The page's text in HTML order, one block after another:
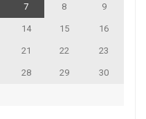
7 8 9
14 15 16
21 22 23
28 29 30